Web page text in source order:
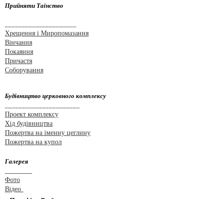
Прийняти Таїнство
Хрещення і Миропомазання
Вінчання
Покаяння
Причастя
Соборування
Будівництво церковного комплексу
Проект комплексу
Хід будівництва
Пожертва на іменну цеглину
Пожертва на купол
Галерея
Фото
Відео